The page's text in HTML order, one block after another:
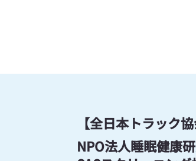
【全日本トラック
NPO法人睡眠健康